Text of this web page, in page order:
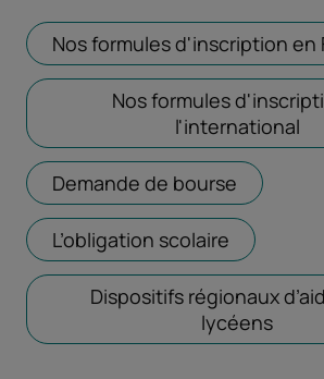
Nos formules d'inscription en
Nos formules
l'international
Demande de bourse Ouvrir
L’obligation scolaire Ouvrir
Dispositifs régionaux
lycéens